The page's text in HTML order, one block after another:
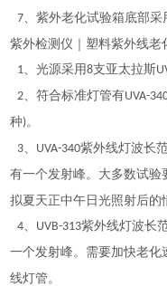
7、紫外老化试验箱底部采
紫外检测仪｜塑料紫外线老
1、光源采用8支亚太拉斯
2、符合标准灯管有UVA-
种)。
3、 UVA-340紫外线灯波长
有一个发射峰。大多数试验
拟夏天正中午日光照射后的
4、 UVB-313紫外线灯波长
一个发射峰。需要加快老化
线灯管。